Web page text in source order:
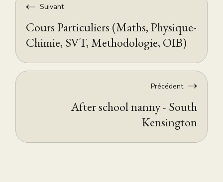
Suivant
Cours Particuliers (Maths, Physique-
Chimie, SVT, Methodologie, OIB)
Précédent
After school nanny - South
Kensington